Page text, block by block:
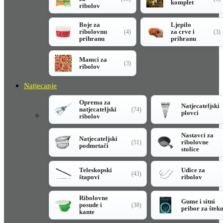
ribolov
komplet
Boje za
ribolovnu
prihranu
(4)
Ljepilo
za crve i
prihranu
(3)
Mamci za
ribolov
(3)
Natjecanje
Oprema za
natjecateljski
ribolov
(74)
Natjecateljski
plovci
Natjecateljski
podmetači
(51)
Nastavci za
ribolovne
stolice
Teleskopski
štapovi
(43)
Udice za
ribolov
Ribolovne
posude i
kante
(38)
Gume i sitni
pribor za šteku